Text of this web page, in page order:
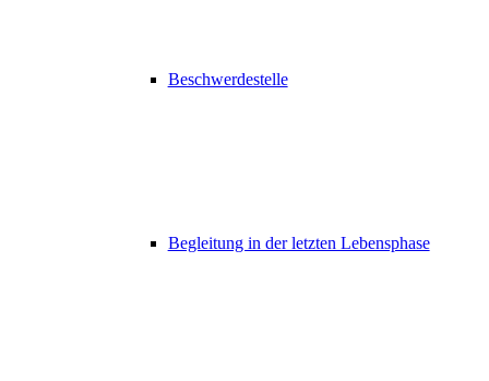
Beschwerdestelle
Begleitung in der letzten Lebensphase